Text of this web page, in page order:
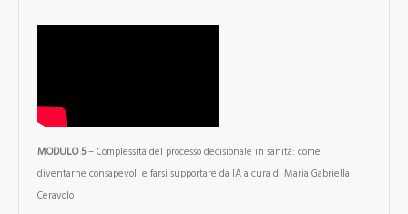
MODULO 5– Complessità del processo decisionale in sanità: come
diventarne consapevoli e farsi supportare da IA a cura di Maria Gabriella
Ceravolo